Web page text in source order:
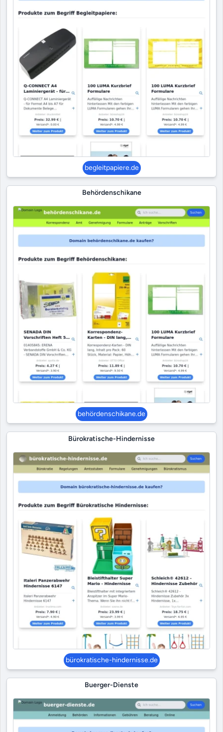
begleitpapiere.de
Behördenschikane
behördenschikane.de
Bürokratische-Hindernisse
bürokratische-hindernisse.de
Buerger-Dienste